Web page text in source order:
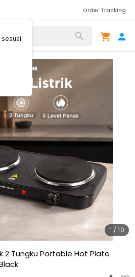
Order Tracking
1 / 10
2 Tungku Portable Hot Plate
sesuai